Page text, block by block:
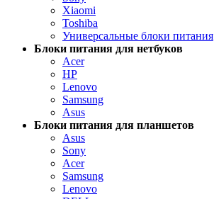
Xiaomi
Toshiba
Универсальные блоки питания
Блоки питания для нетбуков
Acer
HP
Lenovo
Samsung
Asus
Блоки питания для планшетов
Asus
Sony
Acer
Samsung
Lenovo